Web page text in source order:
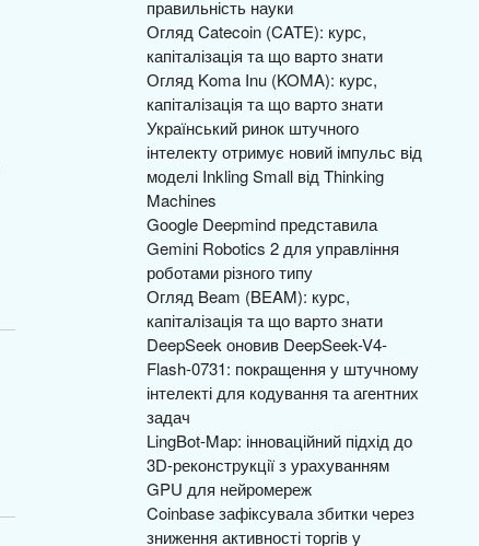
правильність науки
Огляд Catecoin (CATE): курс,
капіталізація та що варто знати
Огляд Koma Inu (KOMA): курс,
капіталізація та що варто знати
Український ринок штучного
інтелекту отримує новий імпульс від
моделі Inkling Small від Thinking
Machines
Google Deepmind представила
Gemini Robotics 2 для управління
роботами різного типу
Огляд Beam (BEAM): курс,
капіталізація та що варто знати
DeepSeek оновив DeepSeek-V4-
Flash-0731: покращення у штучному
інтелекті для кодування та агентних
задач
LingBot-Map: інноваційний підхід до
3D-реконструкції з урахуванням
GPU для нейромереж
Coinbase зафіксувала збитки через
зниження активності торгів у